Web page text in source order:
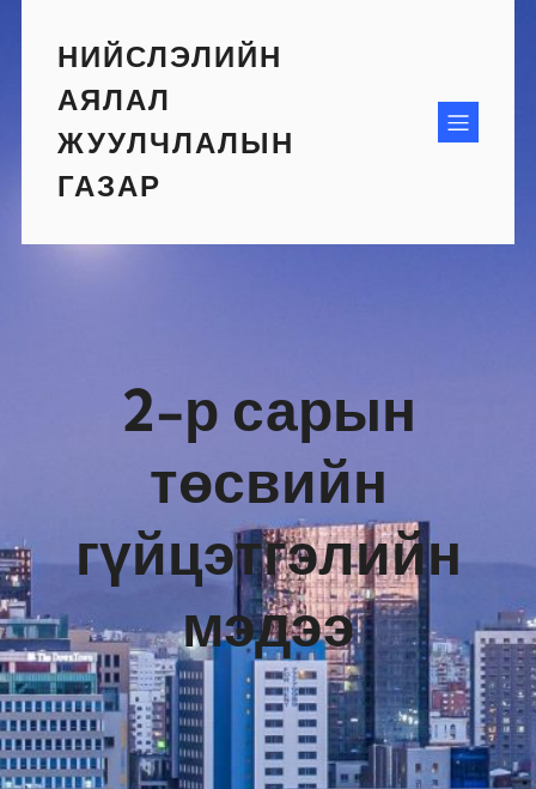
contentНИЙСЛЭЛИЙН
АЯЛАЛ
ЖУУЛЧЛАЛЫН
ГАЗАР
2-р сарын
төсвийн
гүйцэтгэлийн
мэдээ